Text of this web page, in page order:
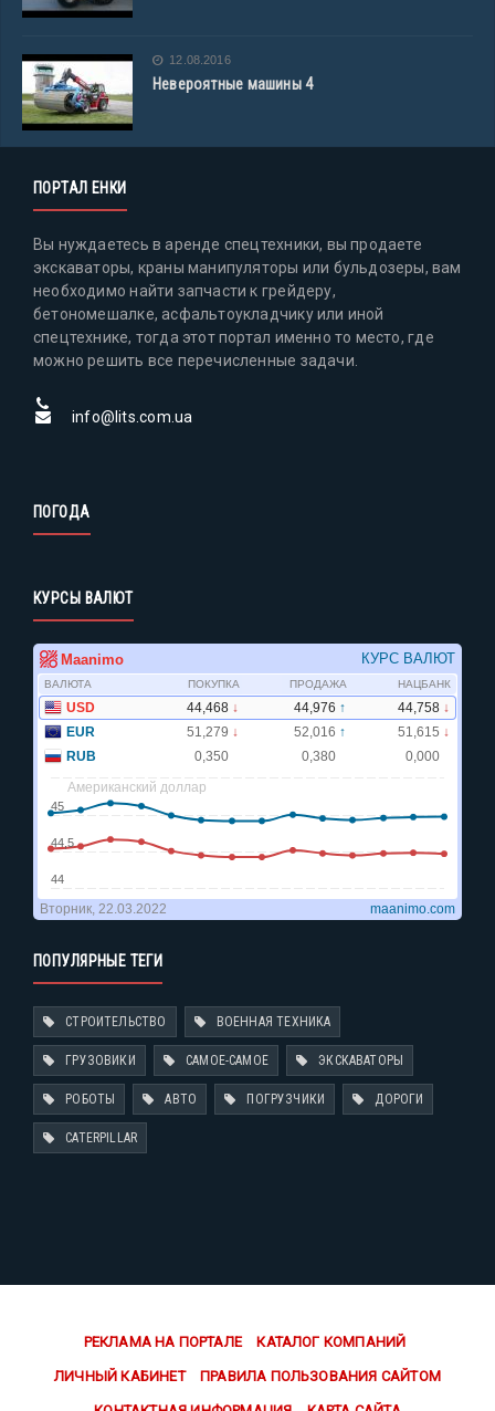
12.08.2016
Невероятные машины 4
ПОРТАЛ ЕНКИ
Вы нуждаетесь в аренде спецтехники, вы продаете
экскаваторы, краны манипуляторы или бульдозеры, вам
необходимо найти запчасти к грейдеру,
бетономешалке, асфальтоукладчику или иной
спецтехнике, тогда этот портал именно то место, где
можно решить все перечисленные задачи.
info@lits.com.ua
ПОГОДА
КУРСЫ ВАЛЮТ
ПОПУЛЯРНЫЕ ТЕГИ
СТРОИТЕЛЬСТВО ВОЕННАЯ ТЕХНИКА
ГРУЗОВИКИ САМОЕ-САМОЕ ЭКСКАВАТОРЫ
РОБОТЫ АВТО ПОГРУЗЧИКИ ДОРОГИ
CATERPILLAR
РЕКЛАМА НА ПОРТАЛЕ КАТАЛОГ КОМПАНИЙ
ЛИЧНЫЙ КАБИНЕТ ПРАВИЛА ПОЛЬЗОВАНИЯ САЙТОМ